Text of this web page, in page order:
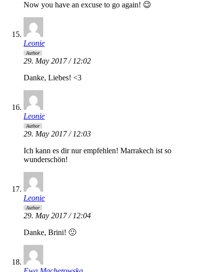
Now you have an excuse to go again! 😉
Leonie
Author
29. May 2017 / 12:02
Danke, Liebes! <3
Leonie
Author
29. May 2017 / 12:03
Ich kann es dir nur empfehlen! Marrakech ist so
wunderschön!
Leonie
Author
29. May 2017 / 12:04
Danke, Brini! 🙂